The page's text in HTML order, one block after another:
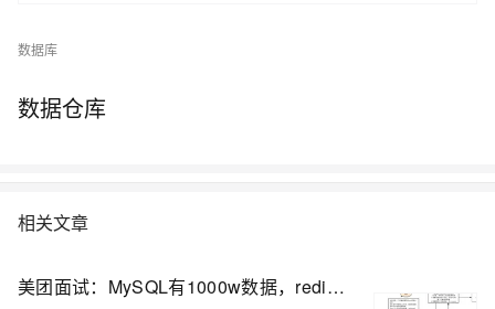
情:&nbsp;https://www.aliyun.com/product/rds/mysql&nbsp;
数据库
数据仓库
相关文章
美团面试：MySQL有1000w数据，redis只存20w的数据，如何做 缓存 设计？